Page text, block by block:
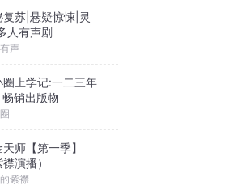
复苏|悬疑惊悚|灵
人有声剧
声
圈上学记:一二三年
销出版物
师【第一季】
襟演播）
紫襟